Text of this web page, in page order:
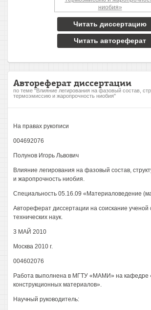
Читать диссертацию
Читать автореферат
Автореферат диссертации
по теме "Влияние легирования на фазовый состав,
термоэмиссию и жаропрочность ниобия"
На правах рукописи
004692076
Полунов Игорь Львович
Влияние легирования на фазовый состав,
и жаропрочность ниобия.
Специальность 05.16.09 «Материаловедение
Автореферат диссертации на соискание ученой
технических наук.
3 МАЙ 2010
Москва 2010 г.
004602076
Работа выполнена в МГТУ «МАМИ» на кафедре
конструкционных материалов».
Научный руководитель: